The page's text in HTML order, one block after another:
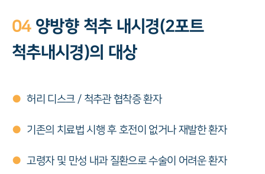
04양방향 척추 내시경(2포트
척추내시경)의 대상
● 허리 디스크 / 척추관 협착증 환자
● 기존의 치료법 시행 후 호전이 없거나 재발한 환자
● 고령자 및 만성 내과 질환으로 수술이 어려운 환자